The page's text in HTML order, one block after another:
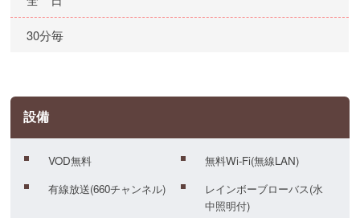
30分毎
設備
VOD無料
無料Wi-Fi(無線LAN)
有線放送(660チャンネル)
レインボーブローバス(水
中照明付)